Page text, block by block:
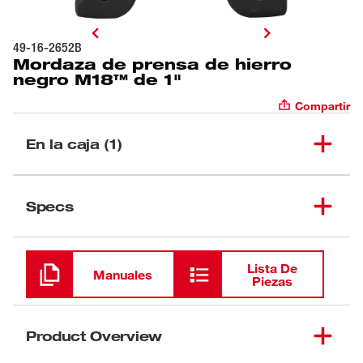
49-16-2652B
Mordaza de prensa de hierro
negro M18™ de 1"
Compartir
En la caja (1)
Specs
Cargando
Manuales
Lista De
Piezas
Product Overview